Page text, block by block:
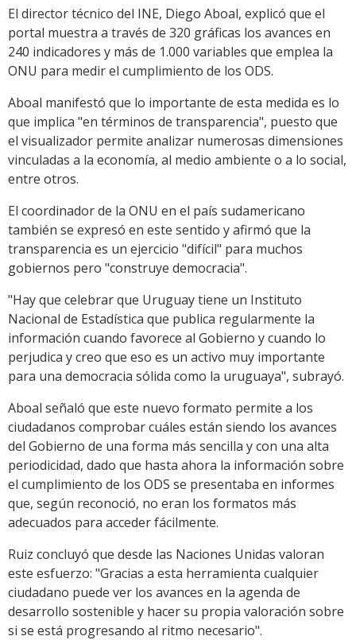
El director técnico del INE, Diego Aboal, explicó que el
portal muestra a través de 320 gráficas los avances en
240 indicadores y más de 1.000 variables que emplea la
ONU para medir el cumplimiento de los ODS.
Aboal manifestó que lo importante de esta medida es lo
que implica "en términos de transparencia", puesto que
el visualizador permite analizar numerosas dimensiones
vinculadas a la economía, al medio ambiente o a lo social,
entre otros.
El coordinador de la ONU en el país sudamericano
también se expresó en este sentido y afirmó que la
transparencia es un ejercicio "difícil" para muchos
gobiernos pero "construye democracia".
"Hay que celebrar que Uruguay tiene un Instituto
Nacional de Estadística que publica regularmente la
información cuando favorece al Gobierno y cuando lo
perjudica y creo que eso es un activo muy importante
para una democracia sólida como la uruguaya", subrayó.
Aboal señaló que este nuevo formato permite a los
ciudadanos comprobar cuáles están siendo los avances
del Gobierno de una forma más sencilla y con una alta
periodicidad, dado que hasta ahora la información sobre
el cumplimiento de los ODS se presentaba en informes
que, según reconoció, no eran los formatos más
adecuados para acceder fácilmente.
Ruiz concluyó que desde las Naciones Unidas valoran
este esfuerzo: "Gracias a esta herramienta cualquier
ciudadano puede ver los avances en la agenda de
desarrollo sostenible y hacer su propia valoración sobre
si se está progresando al ritmo necesario".